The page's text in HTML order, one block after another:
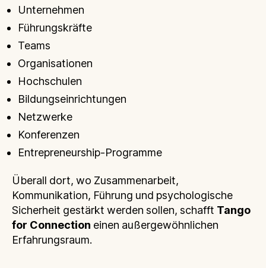
Unternehmen
Führungskräfte
Teams
Organisationen
Hochschulen
Bildungseinrichtungen
Netzwerke
Konferenzen
Entrepreneurship-Programme
Überall dort, wo Zusammenarbeit,
Kommunikation, Führung und psychologische
Sicherheit gestärkt werden sollen, schafft Tango
for Connection einen außergewöhnlichen
Erfahrungsraum.